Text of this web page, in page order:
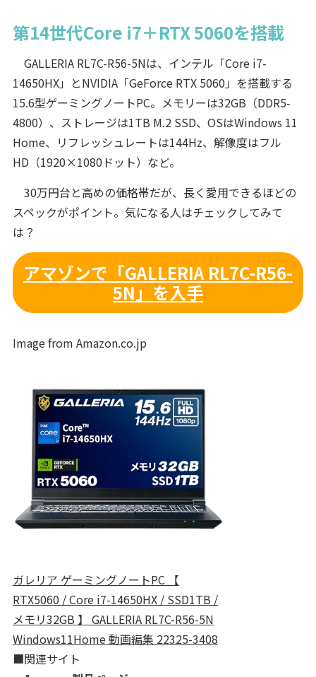
第14世代Core i7＋RTX 5060を搭載
GALLERIA RL7C-R56-5Nは、インテル「Core i7-
14650HX」とNVIDIA「GeForce RTX 5060」を搭載する
15.6型ゲーミングノートPC。メモリーは32GB（DDR5-
4800）、ストレージは1TB M.2 SSD、OSはWindows 11
Home、リフレッシュレートは144Hz、解像度はフル
HD（1920×1080ドット）など。
30万円台と高めの価格帯だが、長く愛用できるほどの
スペックがポイント。気になる人はチェックしてみて
は？
アマゾンで「GALLERIA RL7C-R56-
5N」を入手
Image from Amazon.co.jp
ガレリア ゲーミングノートPC 【
RTX5060 / Core i7-14650HX / SSD1TB /
メモリ32GB 】 GALLERIA RL7C-R56-5N
Windows11Home 動画編集 22325-3408
■関連サイト